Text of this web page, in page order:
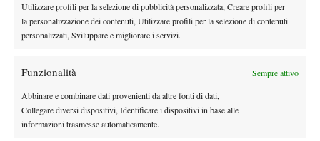
Utilizzare profili per la selezione di pubblicità personalizzata, Creare profili per
la personalizzazione dei contenuti, Utilizzare profili per la selezione di contenuti
personalizzati, Sviluppare e migliorare i servizi.
Funzionalità Sempre attivo
Abbinare e combinare dati provenienti da altre fonti di dati,
Collegare diversi dispositivi, Identificare i dispositivi in base alle
informazioni trasmesse automaticamente.
Instagram